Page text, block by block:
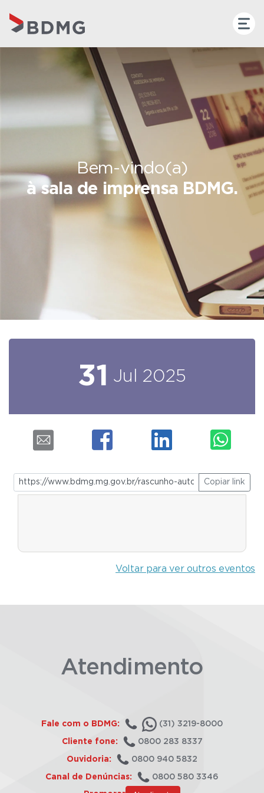
Bem-vindo(a)
à sala de imprensa BDMG.
31 Jul 2025
Copiar link
Voltar para ver outros eventos
Atendimento
Fale com o BDMG: (31) 3219-8000
Cliente fone: 0800 283 8337
Ouvidoria: 0800 940 5832
Canal de Denúncias: 0800 580 3346